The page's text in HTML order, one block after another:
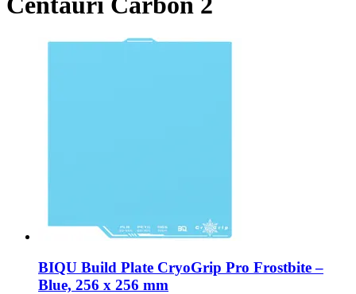
BIQU Build Plate CryoGrip Pro Frostbite –
Blue, 256 x 256 mm